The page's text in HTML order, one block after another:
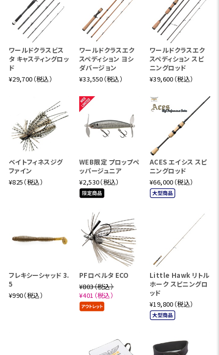
ワールドクラスビス
タ キャスティングロッ
ド
¥29,700（税込）
ワールドクラスエク
スペディション ヨシ
ダバージョン
¥33,550（税込）
ワールドクラスエク
スペディション スピ
ニングロッド
¥39,600（税込）
ベイトフィネスジグ
ファイン
¥825（税込）
WEB限定 プロップペ
ッパージュニア
¥2,530（税込）
ACES エイシス スピ
ニングロッド
¥66,000（税込）
フレキシーシャッド 3.
5
¥990（税込）
PFロベルタ ECO
¥803（税込）
¥401（税込）
Little Hawk リトル
ホーク スピニングロ
ッド
¥19,800（税込）